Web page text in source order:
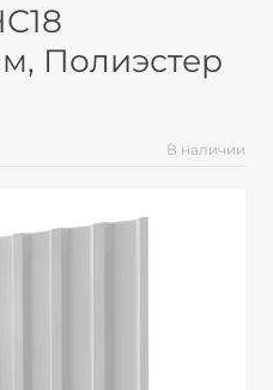
Полиэстер
В наличии